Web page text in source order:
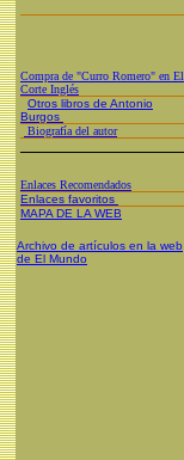
Compra de "Curro Romero" en El
Corte Inglés
Otros libros de Antonio
Burgos
Biografía del autor
Enlaces Recomendados
Enlaces favoritos
MAPA DE LA WEB
Archivo de artículos en la web
de El Mundo